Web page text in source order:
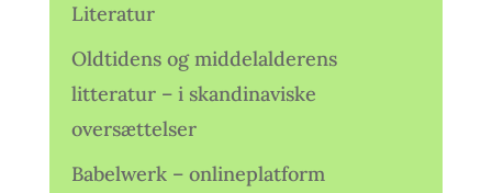
Literatur
Oldtidens og middelalderens
litteratur – i skandinaviske
oversættelser
Babelwerk – onlineplatform